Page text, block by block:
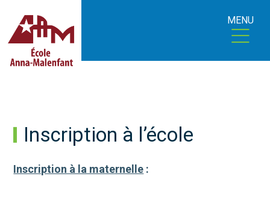
MENU
Inscription à l’école
Inscription à la maternelle :